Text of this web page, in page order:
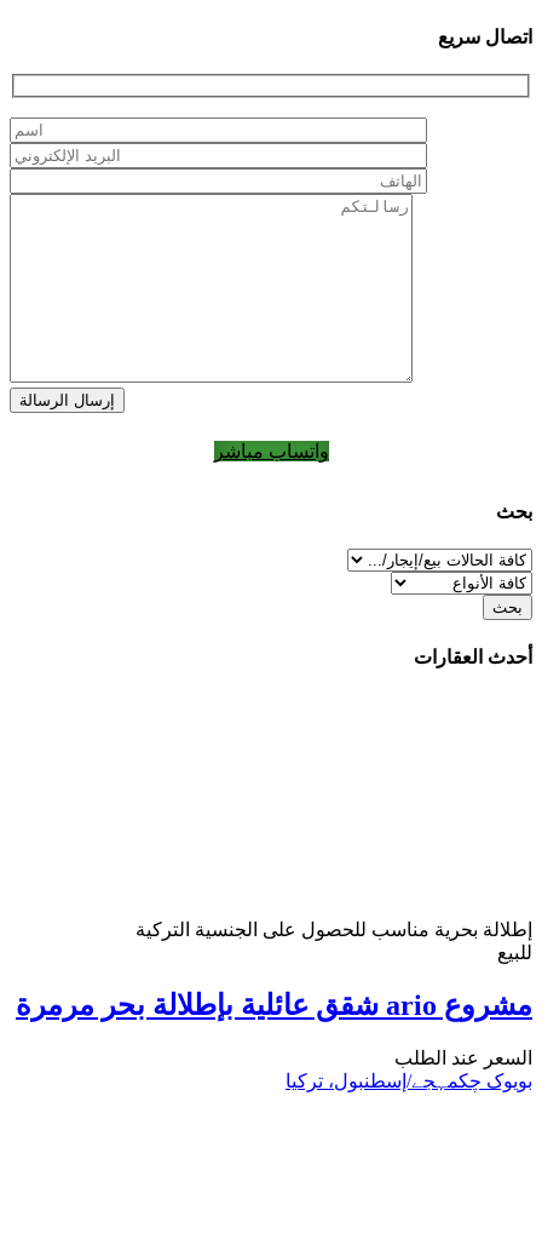
اتصال سريع
إرسال الرسالة
واتساب مباشر
بحث
بحث
أحدث العقارات
إطلالة بحرية مناسب للحصول على الجنسية التركية
للبيع
مشروع ario شقق عائلية بإطلالة بحر مرمرة
السعر عند الطلب
بویوک چکمہجے/إسطنبول، تركيا